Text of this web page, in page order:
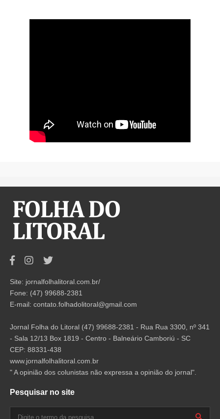
Site: jornalfolhalitoral.com.br/
Fone: (47) 99688-2381
E-mail: contato.folhadolitoral@gmail.com
Jornal Folha do Litoral (47) 99688-2381 - Rua Rua 3300, nº 341
- Sala 12/13 Box 1819 - Centro - Balneário Camboriú - SC
CEP: 88331-438
www.jornalfolhalitoral.com.br
" A opinião dos colunistas não expressa a opinião do jornal".
Pesquisar no site